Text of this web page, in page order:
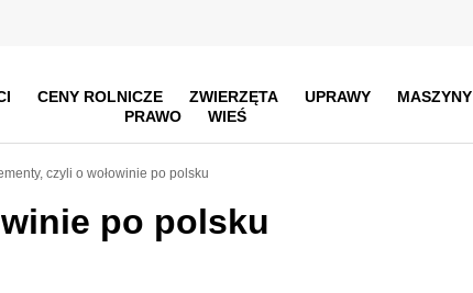
CENY ROLNICZE ZWIERZĘTA UPRAWY
MASZYNY
PRAWO
WIEŚ
czyli o wołowinie po polsku
po polsku